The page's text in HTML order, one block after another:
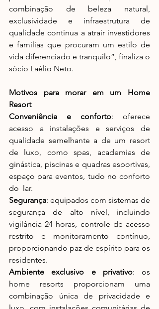
combinação de beleza natural,
exclusividade e infraestrutura de
qualidade continua a atrair investidores
e famílias que procuram um estilo de
vida diferenciado e tranquilo”, finaliza o
sócio Laélio Neto.
Motivos para morar em um Home
Resort
Conveniência e conforto: oferece
acesso a instalações e serviços de
qualidade semelhante a de um resort
de luxo, como spas, academias de
ginástica, piscinas e quadras esportivas,
espaço para eventos, tudo no conforto
do  lar.
Segurança: equipados com sistemas de
segurança de alto nível, incluindo
vigilância 24 horas, controle de acesso
restrito e monitoramento contínuo,
proporcionando paz de espírito para os
residentes.
Ambiente exclusivo e privativo: os
home resorts proporcionam uma
combinação única de privacidade e